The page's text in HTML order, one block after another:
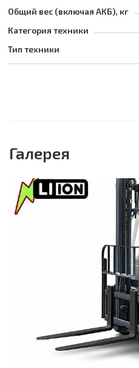
Общий вес (включая АКБ), кг
Категория техники
Тип техники
Галерея